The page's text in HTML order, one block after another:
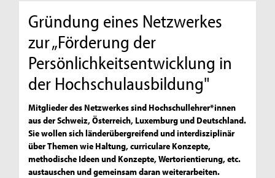
Gründung eines Netzwerkes
zur „Förderung der
Persönlichkeitsentwicklung in
der Hochschulausbildung"
Mitglieder des Netzwerkes sind Hochschullehrer*innen
aus der Schweiz, Österreich, Luxemburg und Deutschland.
Sie wollen sich länderübergreifend und interdisziplinär
über Themen wie Haltung, curriculare Konzepte,
methodische Ideen und Konzepte, Wertorientierung, etc.
austauschen und gemeinsam daran weiterarbeiten.